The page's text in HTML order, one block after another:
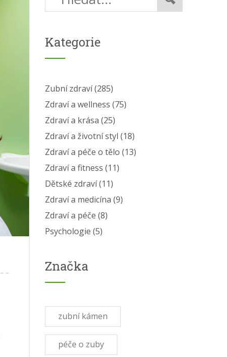
Kategorie
Zubní zdraví(285)
Zdraví a wellness (75)
Zdraví a krása (25)
Zdraví a životní styl (18)
Zdraví a péče o tělo (13)
Zdraví a fitness (11)
Dětské zdraví(11)
Zdraví a medicína (9)
Zdraví a péče (8)
Psychologie (5)
Značka
zubní kámen
péče o zuby